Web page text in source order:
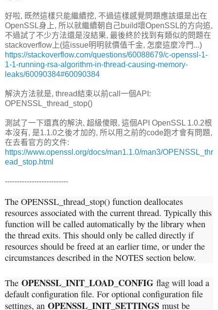
好啦, 既然這樣只能繼續挖, 不過這樣感覺問題應該還是出在
OpenSSL身上, 所以就繼續朝自己build壞OpenSSL的方向追,
不過試了不少方法還是沒結果, 最後終於找到有類似的問題在
stackoverflow上(這issue明明就價值千金, 怎麼這麼冷門...)
https://stackoverflow.com/questions/60088679/c-openssl-1-
1-1-running-rsa-algorithm-in-thread-causing-memory-
leaks/60090384#60090384
解決方法就是, thread結束以前call一個API:
OPENSSL_thread_stop()
測試了一下還真的解決, 超級傻眼, 這個API OpenSSL 1.0.2根
本沒有, 是1.1.0之後才加的, 所以用之前的code跑才會有問題,
在去看官方的文件:
https://www.openssl.org/docs/man1.1.0/man3/OPENSSL_thr
ead_stop.html
--------------------------
The OPENSSL_thread_stop() function deallocates
resources associated with the current thread. Typically this
function will be called automatically by the library when
the thread exits. This should only be called directly if
resources should be freed at an earlier time, or under the
circumstances described in the NOTES section below.
The OPENSSL_INIT_LOAD_CONFIG flag will load a
default configuration file. For optional configuration file
settings, an OPENSSL_INIT_SETTINGS must be